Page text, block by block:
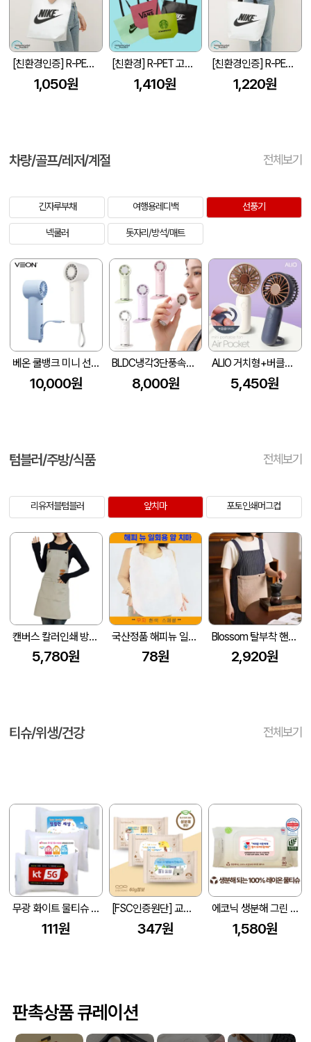
[친환경인증] R-PET 고밀도 리유저블백 (검정내피/170g)(S~XL)
1,050원
[친환경] R-PET 고밀도 리유저블백 4색 (검정내피/170g)(450x150x400mm)
1,410원
[친환경인증] R-PET 고밀도 리유저블백 (검정내피/170g)(450x150x400mm)
1,220원
차량/골프/레저/계절 전체보기
긴자루부채 여행용레디백 선풍기
넥쿨러 돗자리/방석/매트
베온 쿨뱅크 미니 선풍기
10,000원
BLDC냉각3단풍속울트라미니선풍기
8,000원
ALIO 거치형+버클홀더형 에어포켓 미니선풍기
5,450원
텀블러/주방/식품 전체보기
리유저블텀블러 앞치마 포토인쇄머그컵
캔버스 칼러인쇄 방수 바리스타 앞치마 Z117
5,780원
국산정품 해피뉴 일회용 앞치마 무지 흰색 스페셜
78원
Blossom 탈부착 핸드타월 스트라이프 앞치마 1P
2,920원
티슈/위생/건강 전체보기
무광 화이트 물티슈 (10매/15매/20매) (150*90mm)
111원
[FSC인증원단] 교회전도 3종 생분해 물티슈 10매(엠보싱)
347원
에코닉 생분해 그린 캡형 60g 엠보싱 (80매)
1,580원
판촉상품 큐레이션